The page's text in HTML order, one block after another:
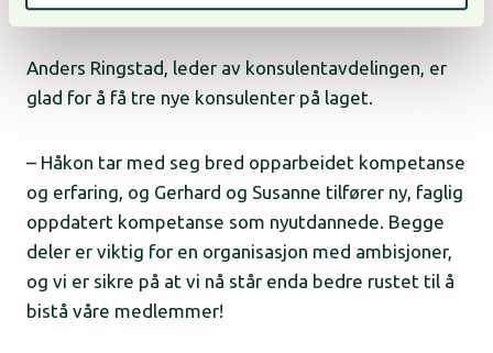
Anders Ringstad, leder av konsulentavdelingen, er
glad for å få tre nye konsulenter på laget.
– Håkon tar med seg bred opparbeidet kompetanse
og erfaring, og Gerhard og Susanne tilfører ny, faglig
oppdatert kompetanse som nyutdannede. Begge
deler er viktig for en organisasjon med ambisjoner,
og vi er sikre på at vi nå står enda bedre rustet til å
bistå våre medlemmer!